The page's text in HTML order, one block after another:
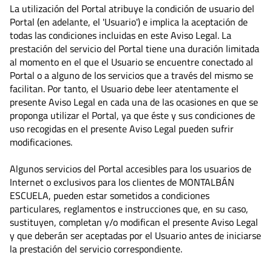
La utilización del Portal atribuye la condición de usuario del
Portal (en adelante, el 'Usuario') e implica la aceptación de
todas las condiciones incluidas en este Aviso Legal. La
prestación del servicio del Portal tiene una duración limitada
al momento en el que el Usuario se encuentre conectado al
Portal o a alguno de los servicios que a través del mismo se
facilitan. Por tanto, el Usuario debe leer atentamente el
presente Aviso Legal en cada una de las ocasiones en que se
proponga utilizar el Portal, ya que éste y sus condiciones de
uso recogidas en el presente Aviso Legal pueden sufrir
modificaciones.
Algunos servicios del Portal accesibles para los usuarios de
Internet o exclusivos para los clientes de MONTALBÁN
ESCUELA, pueden estar sometidos a condiciones
particulares, reglamentos e instrucciones que, en su caso,
sustituyen, completan y/o modifican el presente Aviso Legal
y que deberán ser aceptadas por el Usuario antes de iniciarse
la prestación del servicio correspondiente.